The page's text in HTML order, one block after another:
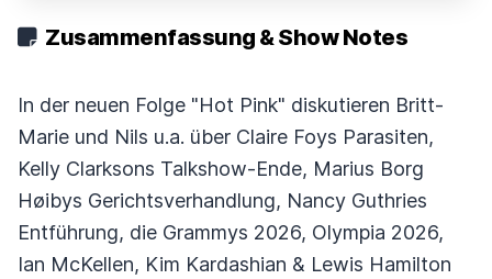
Zusammenfassung & Show Notes
In der neuen Folge "Hot Pink" diskutieren Britt-
Marie und Nils u.a. über Claire Foys Parasiten,
Kelly Clarksons Talkshow-Ende, Marius Borg
Høibys Gerichtsverhandlung, Nancy Guthries
Entführung, die Grammys 2026, Olympia 2026,
Ian McKellen, Kim Kardashian & Lewis Hamilton